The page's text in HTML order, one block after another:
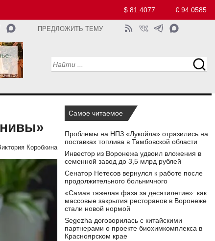
$ 81.4077 € 94.0585
ПРЕДЛОЖИТЬ ТЕМУ
Коробкина
Самое читаемое
Проблемы на НПЗ «Лукойла» отразились на
поставках топлива в Тамбовской области
Инвестор из Воронежа удвоил вложения в
семенной завод до 3,5 млрд рублей
Сенатор Нетесов вернулся к работе после
продолжительного больничного
«Самая тяжелая фаза за десятилетие»: как
массовые закрытия ресторанов в Воронеже
стали новой нормой
Segezha договорилась с китайскими
партнерами о проекте биохимкомплекса в
Красноярском крае